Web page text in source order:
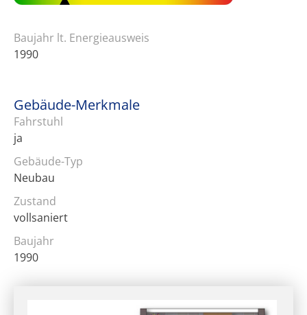
Baujahr lt. Energieausweis
1990
Gebäude-Merkmale
Fahrstuhl
ja
Gebäude-Typ
Neubau
Zustand
vollsaniert
Baujahr
1990